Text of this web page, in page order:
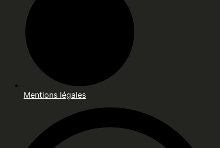
Mentions légales